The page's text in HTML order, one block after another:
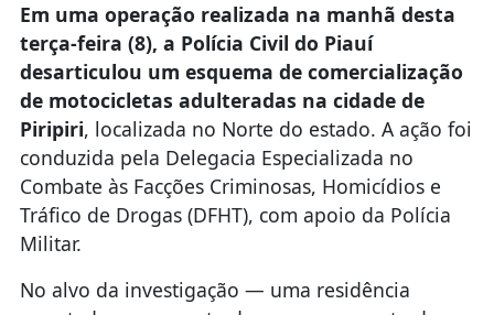
Em uma operação realizada na manhã desta
terça-feira (8), a Polícia Civil do Piauí
desarticulou um esquema de comercialização
de motocicletas adulteradas na cidade de
Piripiri, localizada no Norte do estado. A ação foi
conduzida pela Delegacia Especializada no
Combate às Facções Criminosas, Homicídios e
Tráfico de Drogas (DFHT), com apoio da Polícia
Militar.
No alvo da investigação — uma residência